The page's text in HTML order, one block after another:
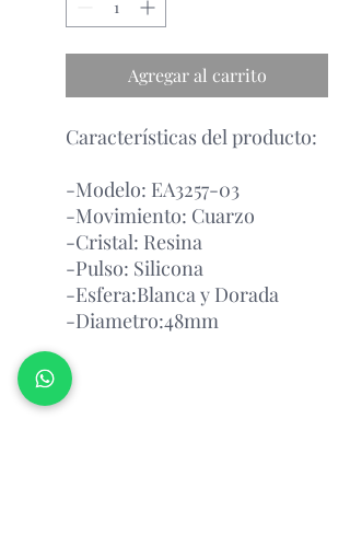
Agregar al carrito
Características del producto:
-Modelo: EA3257-03
-Movimiento: Cuarzo
-Cristal: Resina
-Pulso: Silicona
-Esfera:Blanca y Dorada
-Diametro:48mm